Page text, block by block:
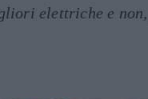
elettriche e